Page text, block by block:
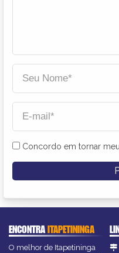
Concordo em tornar
ENCONTRAITAPETININGA
O melhor de Itapetininga